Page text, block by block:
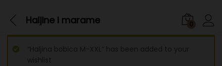
Haljine i marame 0
“Haljina bobica M-XXL” has been added to your
wishlist